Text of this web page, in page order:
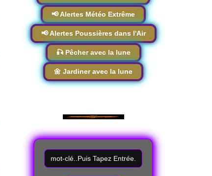
📢 Alertes Météo Extrême
📢 Alertes Poussières dans l'Air
🎣 Pêcher avec la lune
🌼 Jardiner avec la lune